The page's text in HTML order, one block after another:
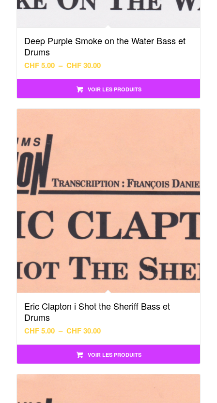
Deep Purple Smoke on the Water Bass et
Drums
CHF5.00 – CHF30.00Plage
prix :
CHF 5.00
à
VOIR LES PRODUITS
Eric Clapton i Shot the Sheriff Bass et
Drums
CHF5.00 – CHF30.00Plage
prix :
CHF 5.00
à
VOIR LES PRODUITS